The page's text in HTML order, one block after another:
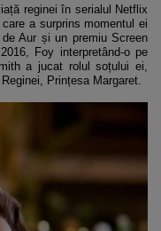
reginei în serialul Netflix
care a surprins momentul ei
Aur și un premiu Screen
Foy interpretând-o pe
a jucat rolul soțului ei,
Prințesa Margaret.